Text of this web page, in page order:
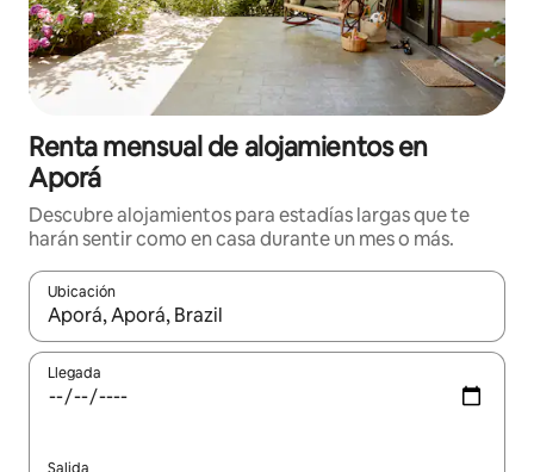
Renta mensual de alojamientos en
Aporá
Descubre alojamientos para estadías largas que te
harán sentir como en casa durante un mes o más.
Ubicación
Cuando los resultados estén disponibles, navega con las
Llegada
Salida